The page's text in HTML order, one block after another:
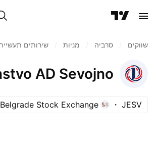
שווקים סרביה מניות‏ שירותים
AD Sevojno
JESV
Belgrade Stock Exchange